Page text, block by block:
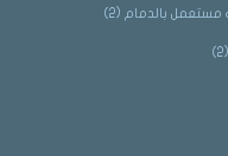
مستعمل بالدمام (2)
(2)